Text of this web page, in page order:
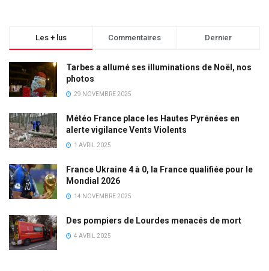
Les + lus Commentaires Dernier
Tarbes a allumé ses illuminations de Noël, nos
photos
29 NOVEMBRE 2025
Météo France place les Hautes Pyrénées en
alerte vigilance Vents Violents
1 AVRIL 2025
France Ukraine 4 à 0, la France qualifiée pour le
Mondial 2026
14 NOVEMBRE 2025
Des pompiers de Lourdes menacés de mort
4 AVRIL 2025